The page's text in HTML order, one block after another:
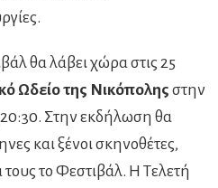
θα λάβει χώρα στις 25
Ωδείο της Νικόπολης στην
Στην εκδήλωση θα
και ξένοι σκηνοθέτες,
το Φεστιβάλ. Η Τελετή